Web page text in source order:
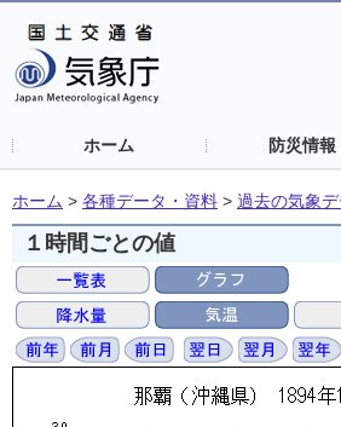
ホーム 防災情報
ホーム > 各種データ・資料 > 過去の気象
１時間ごとの値